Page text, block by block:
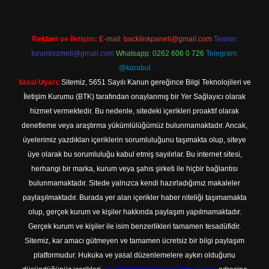
Reklam ve İletişim: E-mail: backlinkpaneli@gmail.com Teams:
forumhizmeti@gmail.com Whatsapp: 0262 606 0 726 Telegram:
@karabul
Yasal Uyarı: Sitemiz, 5651 Sayılı Kanun gereğince Bilgi Teknolojileri ve
İletişim Kurumu (BTK) tarafından onaylanmış bir Yer Sağlayıcı olarak
hizmet vermektedir. Bu nedenle, sitedeki içerikleri proaktif olarak
denetleme veya araştırma yükümlülüğümüz bulunmamaktadır. Ancak,
üyelerimiz yazdıkları içeriklerin sorumluluğunu taşımakta olup, siteye
üye olarak bu sorumluluğu kabul etmiş sayılırlar. Bu internet sitesi,
herhangi bir marka, kurum veya şahıs şirketi ile hiçbir bağlantısı
bulunmamaktadır. Sitede yalnızca kendi hazırladığımız makaleler
paylaşılmaktadır. Burada yer alan içerikler haber niteliği taşımamakta
olup, gerçek kurum ve kişiler hakkında paylaşım yapılmamaktadır.
Gerçek kurum ve kişiler ile isim benzerlikleri tamamen tesadüfidir.
Sitemiz, kar amacı gütmeyen ve tamamen ücretsiz bir bilgi paylaşım
platformudur. Hukuka ve yasal düzenlemelere aykırı olduğunu